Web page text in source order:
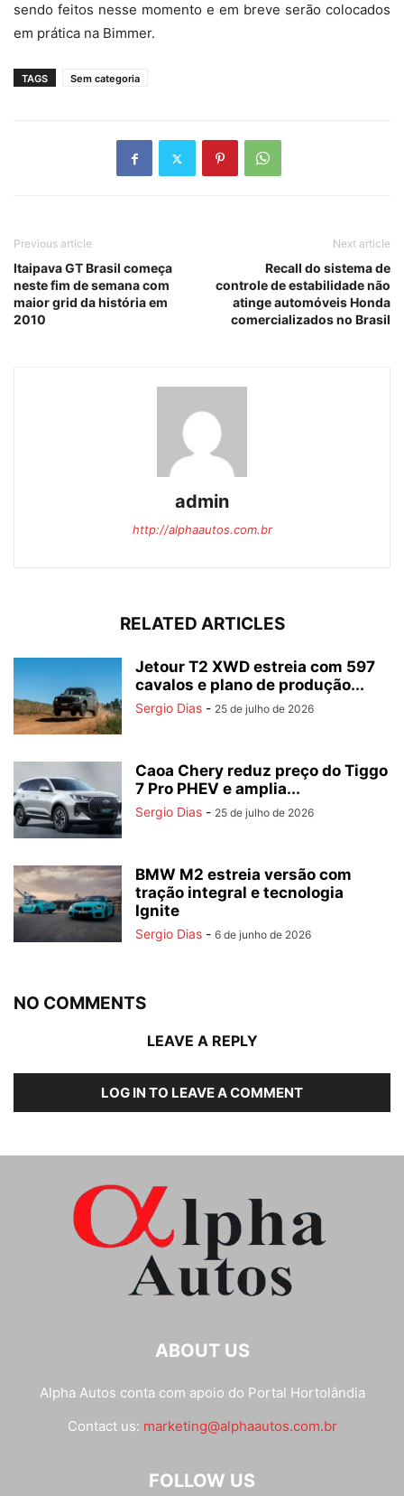
sendo feitos nesse momento e em breve serão colocados
em prática na Bimmer.
TAGS Sem categoria
Previous article
Itaipava GT Brasil começa
neste fim de semana com
maior grid da história em
2010
Next article
Recall do sistema de
controle de estabilidade não
atinge automóveis Honda
comercializados no Brasil
admin
http://alphaautos.com.br
RELATED ARTICLES
Jetour T2 XWD estreia com 597
cavalos e plano de produção...
Sergio Dias - 25 de julho de 2026
Caoa Chery reduz preço do Tiggo
7 Pro PHEV e amplia...
Sergio Dias - 25 de julho de 2026
BMW M2 estreia versão com
tração integral e tecnologia
Ignite
Sergio Dias - 6 de junho de 2026
NO COMMENTS
LEAVE A REPLY
LOG IN TO LEAVE A COMMENT
ABOUT US
Alpha Autos conta com apoio do Portal Hortolândia
Contact us: marketing@alphaautos.com.br
FOLLOW US